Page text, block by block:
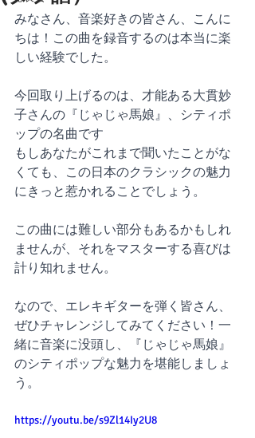
みなさん、音楽好きの皆さん、こんに
ちは！この曲を録音するのは本当に楽
しい経験でした。
今回取り上げるのは、才能ある大貫妙
子さんの『じゃじゃ馬娘』、シティポ
ップの名曲です
もしあなたがこれまで聞いたことがな
くても、この日本のクラシックの魅力
にきっと惹かれることでしょう。
この曲には難しい部分もあるかもしれ
ませんが、それをマスターする喜びは
計り知れません。
なので、エレキギターを弾く皆さん、
ぜひチャレンジしてみてください！一
緒に音楽に没頭し、『じゃじゃ馬娘』
のシティポップな魅力を堪能しましょ
う。
https://youtu.be/s9Zl14Iy2U8